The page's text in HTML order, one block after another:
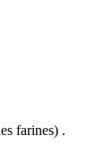
farines) .